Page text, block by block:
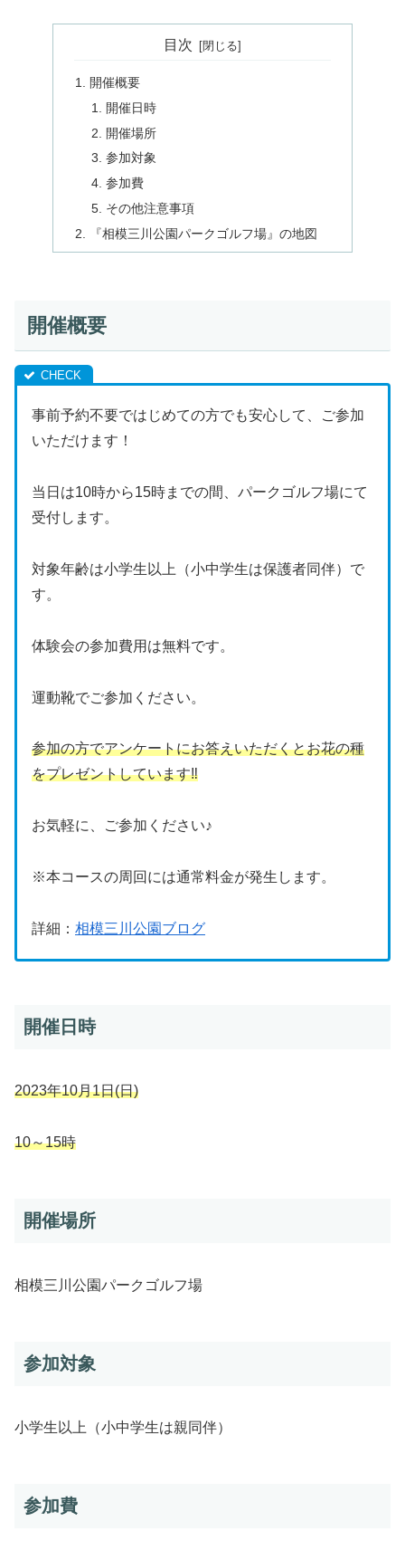
目次
開催概要
開催日時
開催場所
参加対象
参加費
その他注意事項
『相模三川公園パークゴルフ場』の地図
開催概要
事前予約不要ではじめての方でも安心して、ご参加
いただけます！
当日は10時から15時までの間、パークゴルフ場にて
受付します。
対象年齢は小学生以上（小中学生は保護者同伴）で
す。
体験会の参加費用は無料です。
運動靴でご参加ください。
参加の方でアンケートにお答えいただくとお花の種
をプレゼントしています‼
お気軽に、ご参加ください♪
※本コースの周回には通常料金が発生します。
詳細： 相模三川公園ブログ
開催日時
2023年10月1日(日)
10～15時
開催場所
相模三川公園パークゴルフ場
参加対象
小学生以上（小中学生は親同伴）
参加費